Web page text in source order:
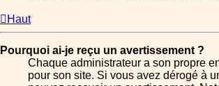
Haut
Pourquoi ai-je reçu un avertissement ?
Chaque administrateur a son propre
pour son site. Si vous avez dérogé à